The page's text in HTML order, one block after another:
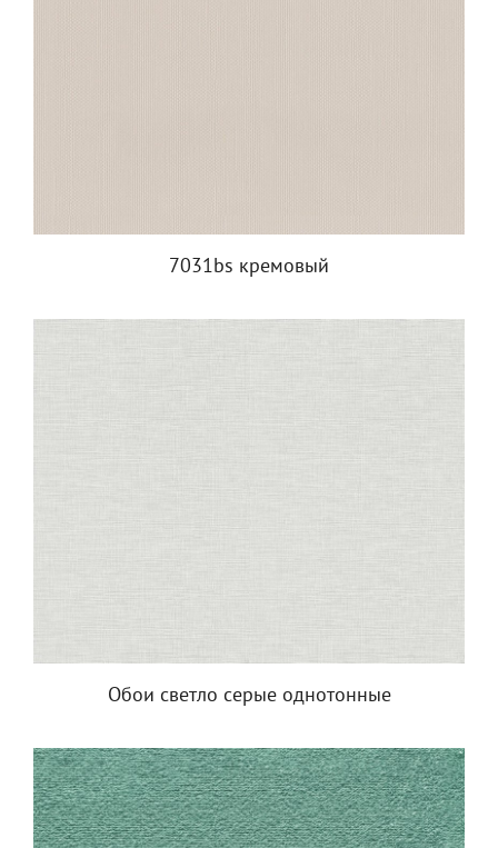
7031bs кремовый
Обои светло серые однотонные